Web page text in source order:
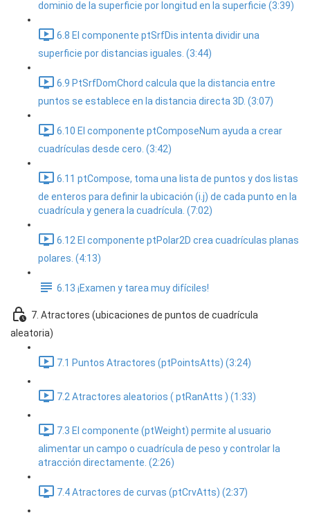
dominio de la superficie por longitud en la superficie (3:39)
6.8 El componente ptSrfDis intenta dividir una
superficie por distancias iguales. (3:44)
6.9 PtSrfDomChord calcula que la distancia entre
puntos se establece en la distancia directa 3D. (3:07)
6.10 El componente ptComposeNum ayuda a crear
cuadrículas desde cero. (3:42)
6.11 ptCompose, toma una lista de puntos y dos listas
de enteros para definir la ubicación (i.j) de cada punto en la
cuadrícula y genera la cuadrícula. (7:02)
6.12 El componente ptPolar2D crea cuadrículas planas
polares. (4:13)
6.13 ¡Examen y tarea muy difíciles!
7. Atractores (ubicaciones de puntos de cuadrícula
aleatoria)
7.1 Puntos Atractores (ptPointsAtts) (3:24)
7.2 Atractores aleatorios ( ptRanAtts ) (1:33)
7.3 El componente (ptWeight) permite al usuario
alimentar un campo o cuadrícula de peso y controlar la
atracción directamente. (2:26)
7.4 Atractores de curvas (ptCrvAtts) (2:37)